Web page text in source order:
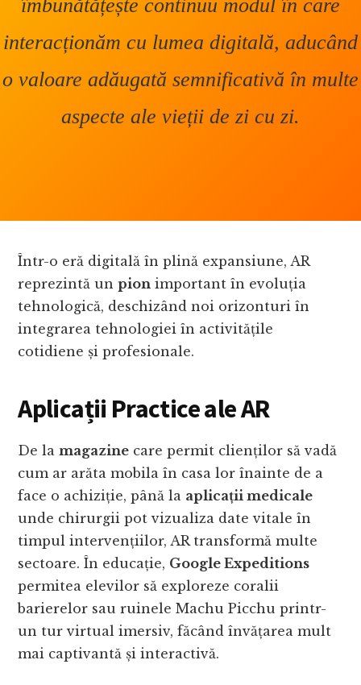
îmbunătățește continuu modul în care
interacționăm cu lumea digitală, aducând
o valoare adăugată semnificativă în multe
aspecte ale vieții de zi cu zi.
Într-o eră digitală în plină expansiune, AR
reprezintă unpion important în evoluția
tehnologică, deschizând noi orizonturi în
integrarea tehnologiei în activitățile
cotidiene și profesionale.
Aplicații Practice ale AR
De lamagazine care permit clienților să vadă
cum ar arăta mobila în casa lor înainte de a
face o achiziție, până la aplicații medicale
unde chirurgii pot vizualiza date vitale în
timpul intervențiilor, AR transformă multe
sectoare. În educație, Google Expeditions
permitea elevilor să exploreze coralii
barierelor sau ruinele Machu Picchu printr-
un tur virtual imersiv, făcând învățarea mult
mai captivantă și interactivă.